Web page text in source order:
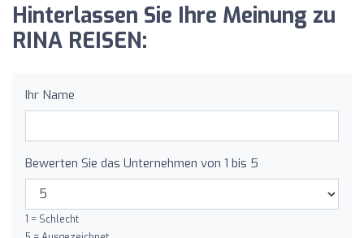
Hinterlassen Sie Ihre Meinung zu
RINA REISEN:
Ihr Name
Bewerten Sie das Unternehmen von 1 bis 5
1 = Schlecht